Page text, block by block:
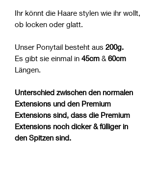
Ihr könnt die Haare stylen wie ihr wollt,
ob locken oder glatt.
Unser Ponytail besteht aus 200g.
Es gibt sie einmal in 45cm & 60cm
Längen.
Unterschied zwischen den normalen
Extensions und den Premium
Extensions sind, dass die Premium
Extensions noch dicker & fülliger in
den Spitzen sind.